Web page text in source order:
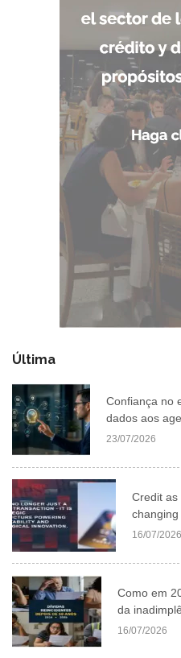
Última
Confiança no
dados aos
23/07/2026
Credit as
changing
16/07/2026
Como em
da
16/07/2026